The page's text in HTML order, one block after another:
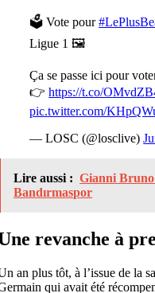
🗳️ Vote pour
Ligue 1 🖼️
Ça se passe ici pour
👉https://t.co/
pic.twitter.com/
— LOSC (@losclive)
Lire aussi : Gianni Bruno
Bandırmaspor
revanche à
an plus tôt, à l’issue de la
qui avait été